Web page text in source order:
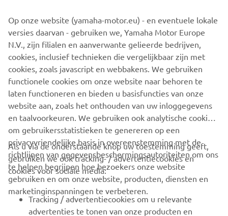
ONTDEK DE TRACER 9
CORPORATE
VOOR BEDRIJVEN
Op onze website (yamaha-motor.eu) - en eventuele lokale
versies daarvan - gebruiken we, Yamaha Motor Europe
N.V., zijn filialen en aanverwante gelieerde bedrijven,
cookies, inclusief technieken die vergelijkbaar zijn met
cookies, zoals javascript en webbakens. We gebruiken
functionele cookies om onze website naar behoren te
laten functioneren en bieden u basisfuncties van onze
website aan, zoals het onthouden van uw inloggegevens
en taalvoorkeuren. We gebruiken ook analytische cookies
om gebruikersstatistieken te genereren op een
privacyvriendelijke basis in overeenstemming met de
richtlijnen van gegevensbeschermingsautoriteiten om ons
te helpen begrijpen hoe bezoekers onze website
gebruiken en om onze website, producten, diensten en
marketinginspanningen te verbeteren.
Als u via de onderstaande knop uw toestemming geeft,
gebruiken we ook tracking- / advertentiecookies en
cookies voor sociale media:
Tracking / advertentiecookies om u relevante
advertenties te tonen van onze producten en